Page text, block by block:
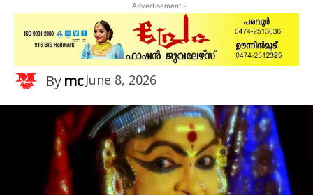
- Advertisement -
Bymc June 8, 2026